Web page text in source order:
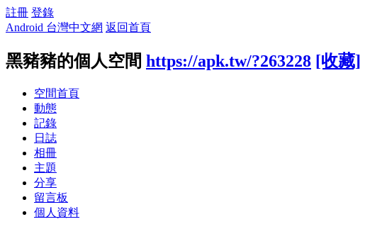
註冊 登錄
Android 台灣中文網 返回首頁
黑豬豬的個人空間 https://apk.tw/?263228 [收藏]
空間首頁
動態
記錄
日誌
相冊
主題
分享
留言板
個人資料